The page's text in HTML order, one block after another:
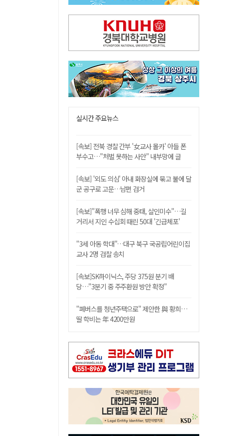
실시간 주요뉴스
[속보] 전북 경찰 간부 '女교사 몰카' 아들 폰
부수고…"처벌 못하는 사안" 내부망에 글
[속보] '외도 의심' 아내 화장실에 묶고 불에 달
군 공구로 고문…남편 검거
[속보]"폭행 너무 심해 중태, 살인미수"…길
거리서 지인 수십회 때린 50대 '긴급체포'
"3세 아동 학대"…대구 북구 국공립어린이집
교사 2명 검찰 송치
[속보]SK하이닉스, 주당 375원 분기 배
당…"3분기 중 주주환원 방안 확정"
"폐버스를 청년주택으로" 제안한 與 황희…
딸 학비는 年 4200만원